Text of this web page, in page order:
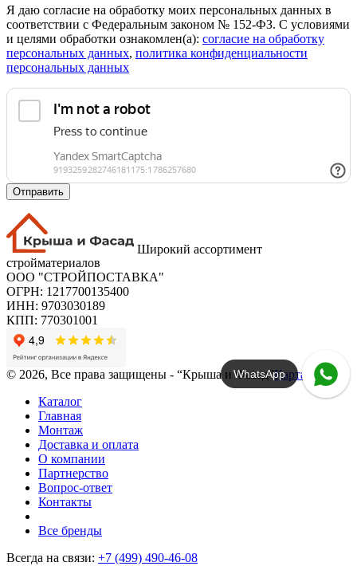
Я даю согласие на обработку моих персональных данных в
соответствии с Федеральным законом № 152-ФЗ. С условиями
и целями обработки ознакомлен(а): cогласие на обработку
персональных данных, политика конфиденциальности
персональных данных
Отправить
Широкий ассортимент
стройматериалов
ООО "СТРОЙПОСТАВКА"
ОГРН: 1217700135400
ИНН: 9703030189
КПП: 770301001
© 2026, Все права защищены - “Крыша и Фасад”Карта сайта
Каталог
Главная
Монтаж
Доставка и оплата
О компании
Партнерство
Вопрос-ответ
Контакты
Все бренды
Всегда на связи: +7 (499) 490-46-08
WhatsApp